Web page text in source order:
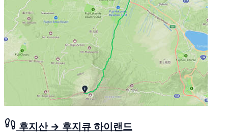
후지산 → 후지큐 하이랜드